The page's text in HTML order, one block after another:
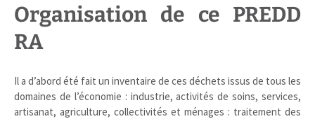
Organisation de ce PREDD
RA
Il a d’abord été fait un inventaire de ces déchets issus de tous les
domaines de l’économie : industrie, activités de soins, services,
artisanat, agriculture, collectivités et ménages : traitement des